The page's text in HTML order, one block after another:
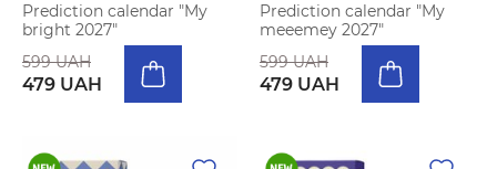
Prediction calendar "My
bright 2027"
599 UAH
479 UAH
Prediction calendar "My
meeemey 2027"
599 UAH
479 UAH